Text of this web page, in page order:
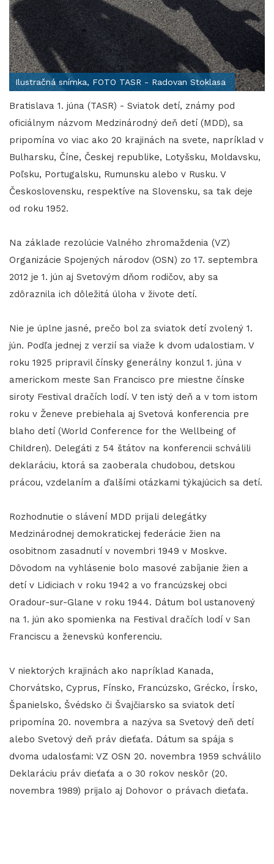
Ilustračná snímka, FOTO TASR - Radovan Stoklasa
Bratislava 1. júna (TASR) - Sviatok detí, známy pod
oficiálnym názvom Medzinárodný deň detí (MDD), sa
pripomína vo viac ako 20 krajinách na svete, napríklad v
Bulharsku, Číne, Českej republike, Lotyšsku, Moldavsku,
Poľsku, Portugalsku, Rumunsku alebo v Rusku. V
Československu, respektíve na Slovensku, sa tak deje
od roku 1952.
Na základe rezolúcie Valného zhromaždenia (VZ)
Organizácie Spojených národov (OSN) zo 17. septembra
2012 je 1. jún aj Svetovým dňom rodičov, aby sa
zdôraznila ich dôležitá úloha v živote detí.
Nie je úplne jasné, prečo bol za sviatok detí zvolený 1.
jún. Podľa jednej z verzií sa viaže k dvom udalostiam. V
roku 1925 pripravil čínsky generálny konzul 1. júna v
americkom meste San Francisco pre miestne čínske
siroty Festival dračích lodí. V ten istý deň a v tom istom
roku v Ženeve prebiehala aj Svetová konferencia pre
blaho detí (World Conference for the Wellbeing of
Children). Delegáti z 54 štátov na konferencii schválili
deklaráciu, ktorá sa zaoberala chudobou, detskou
prácou, vzdelaním a ďalšími otázkami týkajúcich sa detí.
Rozhodnutie o slávení MDD prijali delegátky
Medzinárodnej demokratickej federácie žien na
osobitnom zasadnutí v novembri 1949 v Moskve.
Dôvodom na vyhlásenie bolo masové zabíjanie žien a
detí v Lidiciach v roku 1942 a vo francúzskej obci
Oradour-sur-Glane v roku 1944. Dátum bol ustanovený
na 1. jún ako spomienka na Festival dračích lodí v San
Franciscu a ženevskú konferenciu.
V niektorých krajinách ako napríklad Kanada,
Chorvátsko, Cyprus, Fínsko, Francúzsko, Grécko, Írsko,
Španielsko, Švédsko či Švajčiarsko sa sviatok detí
pripomína 20. novembra a nazýva sa Svetový deň detí
alebo Svetový deň práv dieťaťa. Dátum sa spája s
dvoma udalosťami: VZ OSN 20. novembra 1959 schválilo
Deklaráciu práv dieťaťa a o 30 rokov neskôr (20.
novembra 1989) prijalo aj Dohovor o právach dieťaťa.